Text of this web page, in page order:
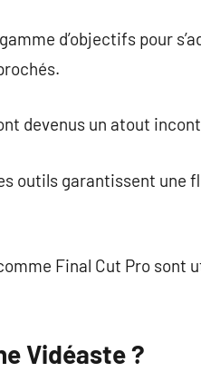
d’objectifs pour
devenus un atout
outils garantissent une
Final Cut Pro sont
Vidéaste ?